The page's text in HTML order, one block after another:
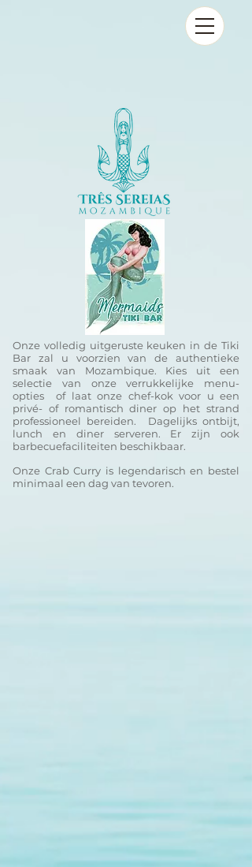
Onze volledig uitgeruste keuken in de Tiki
Bar zal u voorzien van de authentieke
smaak van Mozambique. Kies uit een
selectie van onze verrukkelijke menu-
opties
of laat onze chef-kok voor u een
privé- of romantisch diner op het strand
professioneel bereiden.
Dagelijks ontbijt,
lunch en diner serveren. Er zijn ook
barbecuefaciliteiten beschikbaar.
Onze Crab Curry is legendarisch en bestel
minimaal een dag van tevoren.